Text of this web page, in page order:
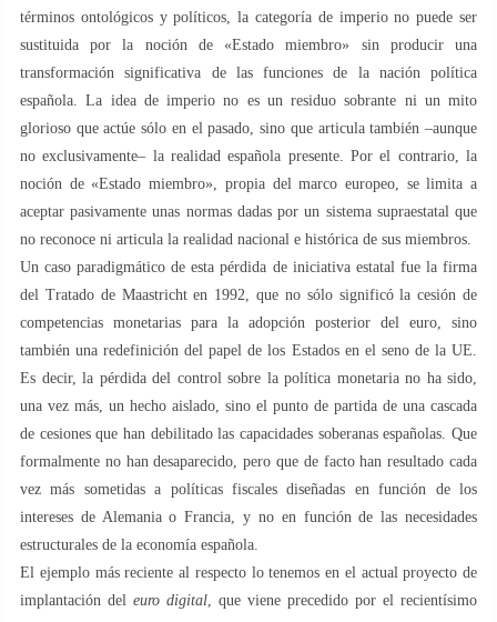
términos ontológicos y políticos, la categoría de imperio no puede ser
sustituida por la noción de «Estado miembro» sin producir una
transformación significativa de las funciones de la nación política
española. La idea de imperio no es un residuo sobrante ni un mito
glorioso que actúe sólo en el pasado, sino que articula también –aunque
no exclusivamente– la realidad española presente. Por el contrario, la
noción de «Estado miembro», propia del marco europeo, se limita a
aceptar pasivamente unas normas dadas por un sistema supraestatal que
no reconoce ni articula la realidad nacional e histórica de sus miembros.
Un caso paradigmático de esta pérdida de iniciativa estatal fue la firma
del Tratado de Maastricht en 1992, que no sólo significó la cesión de
competencias monetarias para la adopción posterior del euro, sino
también una redefinición del papel de los Estados en el seno de la UE.
Es decir, la pérdida del control sobre la política monetaria no ha sido,
una vez más, un hecho aislado, sino el punto de partida de una cascada
de cesiones que han debilitado las capacidades soberanas españolas. Que
formalmente no han desaparecido, pero que de facto han resultado cada
vez más sometidas a políticas fiscales diseñadas en función de los
intereses de Alemania o Francia, y no en función de las necesidades
estructurales de la economía española.
El ejemplo más reciente al respecto lo tenemos en el actual proyecto de
implantación del euro digital , que viene precedido por el recientísimo